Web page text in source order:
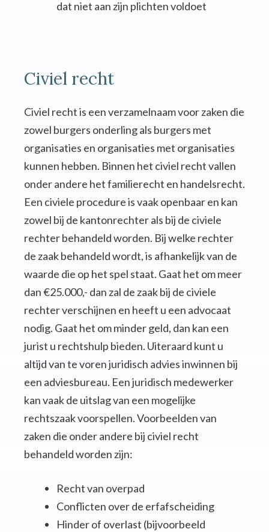
dat niet aan zijn plichten voldoet
Civiel recht
Civiel recht is een verzamelnaam voor zaken die
zowel burgers onderling als burgers met
organisaties en organisaties met organisaties
kunnen hebben. Binnen het civiel recht vallen
onder andere het familierecht en handelsrecht.
Een civiele procedure is vaak openbaar en kan
zowel bij de kantonrechter als bij de civiele
rechter behandeld worden. Bij welke rechter
de zaak behandeld wordt, is afhankelijk van de
waarde die op het spel staat. Gaat het om meer
dan €25.000,- dan zal de zaak bij de civiele
rechter verschijnen en heeft u een advocaat
nodig. Gaat het om minder geld, dan kan een
jurist u rechtshulp bieden. Uiteraard kunt u
altijd van te voren juridisch advies inwinnen bij
een adviesbureau. Een juridisch medewerker
kan vaak de uitslag van een mogelijke
rechtszaak voorspellen. Voorbeelden van
zaken die onder andere bij civiel recht
behandeld worden zijn:
Recht van overpad
Conflicten over de erfafscheiding
Hinder of overlast (bijvoorbeeld